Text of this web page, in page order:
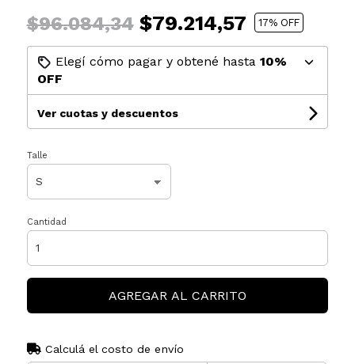
$96.084,34$79.214,57 17% OFF
Elegí cómo pagar y obtené hasta 10%
OFF
Ver cuotas y descuentos
Talle
Cantidad
AGREGAR AL CARRITO
Calculá el costo de envío